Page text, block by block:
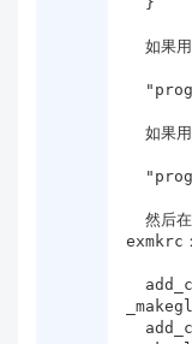
  如果用 XeLaTeX：
  如果用 LuaLaTeX：
  然后在你的主 .tex 文件同目录放一个 .lat
exmkrc：